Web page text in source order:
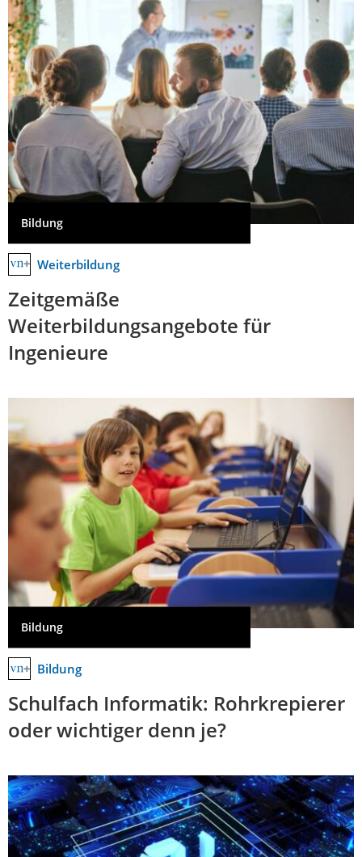
Bildung
Weiterbildung
Zeitgemäße
Weiterbildungsangebote für
Ingenieure
Bildung
Bildung
Schulfach Informatik: Rohrkrepierer
oder wichtiger denn je?